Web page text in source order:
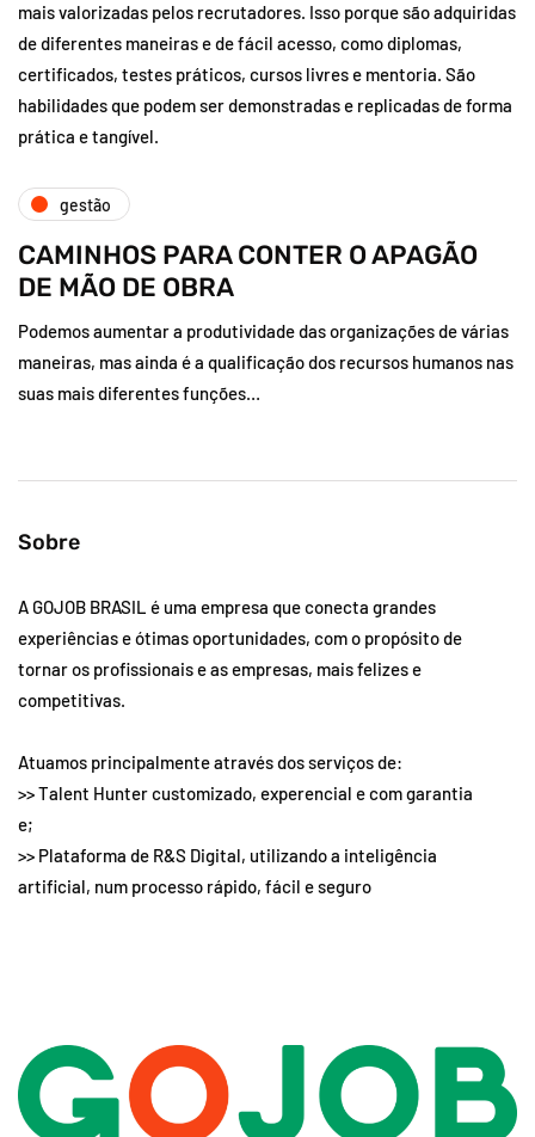
mais valorizadas pelos recrutadores. Isso porque são adquiridas
de diferentes maneiras e de fácil acesso, como diplomas,
certificados, testes práticos, cursos livres e mentoria. São
habilidades que podem ser demonstradas e replicadas de forma
prática e tangível.
gestão
CAMINHOS PARA CONTER O APAGÃO
DE MÃO DE OBRA
Podemos aumentar a produtividade das organizações de várias
maneiras, mas ainda é a qualificação dos recursos humanos nas
suas mais diferentes funções…
Sobre
A GOJOB BRASIL é uma empresa que conecta grandes
experiências e ótimas oportunidades, com o propósito de
tornar os profissionais e as empresas, mais felizes e
competitivas.
Atuamos principalmente através dos serviços de:
>> Talent Hunter customizado, experencial e com garantia
e;
>> Plataforma de R&S Digital, utilizando a inteligência
artificial, num processo rápido, fácil e seguro